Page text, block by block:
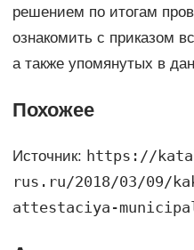
решением по итогам
ознакомить с приказом
а также упомянутых в
Похожее
Источник: https://
rus.ru/2018/03/09/
attestaciya-